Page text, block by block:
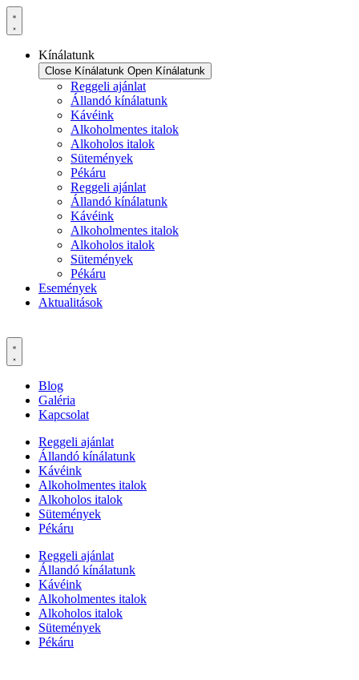
Ugrás
Kínálatunk
Close Kínálatunk Open Kínálatunk
Reggeli ajánlat
Állandó kínálatunk
Kávéink
Alkoholmentes italok
Alkoholos italok
Sütemények
Pékáru
Reggeli ajánlat
Állandó kínálatunk
Kávéink
Alkoholmentes italok
Alkoholos italok
Sütemények
Pékáru
Események
Aktualitások
Blog
Galéria
Kapcsolat
Reggeli ajánlat
Állandó kínálatunk
Kávéink
Alkoholmentes italok
Alkoholos italok
Sütemények
Pékáru
Reggeli ajánlat
Állandó kínálatunk
Kávéink
Alkoholmentes italok
Alkoholos italok
Sütemények
Pékáru